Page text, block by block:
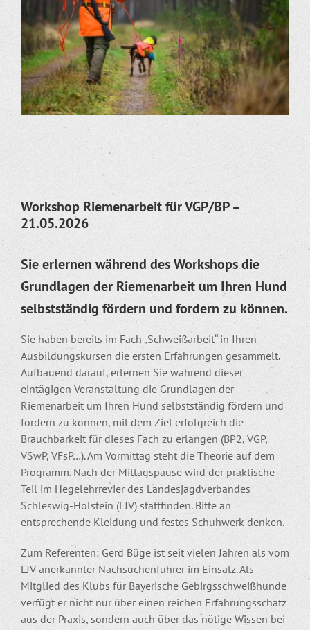
Workshop Riemenarbeit für VGP/BP –
21.05.2026
Sie erlernen während des Workshops die
Grundlagen der Riemenarbeit um Ihren Hund
selbstständig fördern und fordern zu können.
Sie haben bereits im Fach „Schweißarbeit“ in Ihren
Ausbildungskursen die ersten Erfahrungen gesammelt.
Aufbauend darauf, erlernen Sie während dieser
eintägigen Veranstaltung die Grundlagen der
Riemenarbeit um Ihren Hund selbstständig fördern und
fordern zu können, mit dem Ziel erfolgreich die
Brauchbarkeit für dieses Fach zu erlangen (BP2, VGP,
VSwP, VFsP…). Am Vormittag steht die Theorie auf dem
Programm. Nach der Mittagspause wird der praktische
Teil im Hegelehrrevier des Landesjagdverbandes
Schleswig-Holstein (LJV) stattfinden. Bitte an
entsprechende Kleidung und festes Schuhwerk denken.
Zum Referenten: Gerd Büge ist seit vielen Jahren als vom
LJV anerkannter Nachsuchenführer im Einsatz. Als
Mitglied des Klubs für Bayerische Gebirgsschweißhunde
verfügt er nicht nur über einen reichen Erfahrungsschatz
aus der Praxis, sondern auch über das nötige Wissen bei